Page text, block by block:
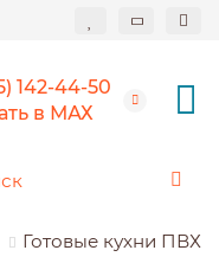
142-44-50
в МАХ
Готовые кухни ПВХ